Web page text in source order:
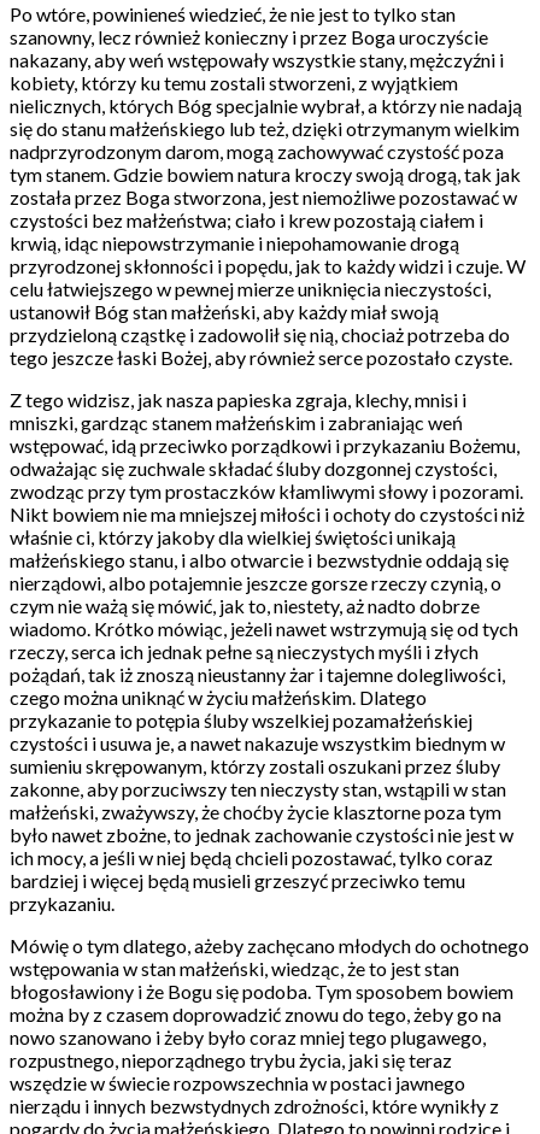
Po wtóre, powinieneś wiedzieć, że nie jest to tylko stan
szanowny, lecz również konieczny i przez Boga uroczyście
nakazany, aby weń wstępowały wszystkie stany, mężczyźni i
kobiety, którzy ku temu zostali stworzeni, z wyjątkiem
nielicznych, których Bóg specjalnie wybrał, a którzy nie nadają
się do stanu małżeńskiego lub też, dzięki otrzymanym wielkim
nadprzyrodzonym darom, mogą zachowywać czystość poza
tym stanem. Gdzie bowiem natura kroczy swoją drogą, tak jak
została przez Boga stworzona, jest niemożliwe pozostawać w
czystości bez małżeństwa; ciało i krew pozostają ciałem i
krwią, idąc niepowstrzymanie i niepohamowanie drogą
przyrodzonej skłonności i popędu, jak to każdy widzi i czuje. W
celu łatwiejszego w pewnej mierze uniknięcia nieczystości,
ustanowił Bóg stan małżeński, aby każdy miał swoją
przydzieloną cząstkę i zadowolił się nią, chociaż potrzeba do
tego jeszcze łaski Bożej, aby również serce pozostało czyste.
Z tego widzisz, jak nasza papieska zgraja, klechy, mnisi i
mniszki, gardząc stanem małżeńskim i zabraniając weń
wstępować, idą przeciwko porządkowi i przykazaniu Bożemu,
odważając się zuchwale składać śluby dozgonnej czystości,
zwodząc przy tym prostaczków kłamliwymi słowy i pozorami.
Nikt bowiem nie ma mniejszej miłości i ochoty do czystości niż
właśnie ci, którzy jakoby dla wielkiej świętości unikają
małżeńskiego stanu, i albo otwarcie i bezwstydnie oddają się
nierządowi, albo potajemnie jeszcze gorsze rzeczy czynią, o
czym nie ważą się mówić, jak to, niestety, aż nadto dobrze
wiadomo. Krótko mówiąc, jeżeli nawet wstrzymują się od tych
rzeczy, serca ich jednak pełne są nieczystych myśli i złych
pożądań, tak iż znoszą nieustanny żar i tajemne dolegliwości,
czego można uniknąć w życiu małżeńskim. Dlatego
przykazanie to potępia śluby wszelkiej pozamałżeńskiej
czystości i usuwa je, a nawet nakazuje wszystkim biednym w
sumieniu skrępowanym, którzy zostali oszukani przez śluby
zakonne, aby porzuciwszy ten nieczysty stan, wstąpili w stan
małżeński, zważywszy, że choćby życie klasztorne poza tym
było nawet zbożne, to jednak zachowanie czystości nie jest w
ich mocy, a jeśli w niej będą chcieli pozostawać, tylko coraz
bardziej i więcej będą musieli grzeszyć przeciwko temu
przykazaniu.
Mówię o tym dlatego, ażeby zachęcano młodych do ochotnego
wstępowania w stan małżeński, wiedząc, że to jest stan
błogosławiony i że Bogu się podoba. Tym sposobem bowiem
można by z czasem doprowadzić znowu do tego, żeby go na
nowo szanowano i żeby było coraz mniej tego plugawego,
rozpustnego, nieporządnego trybu życia, jaki się teraz
wszędzie w świecie rozpowszechnia w postaci jawnego
nierządu i innych bezwstydnych zdrożności, które wynikły z
pogardy do życia małżeńskiego. Dlatego to powinni rodzice i